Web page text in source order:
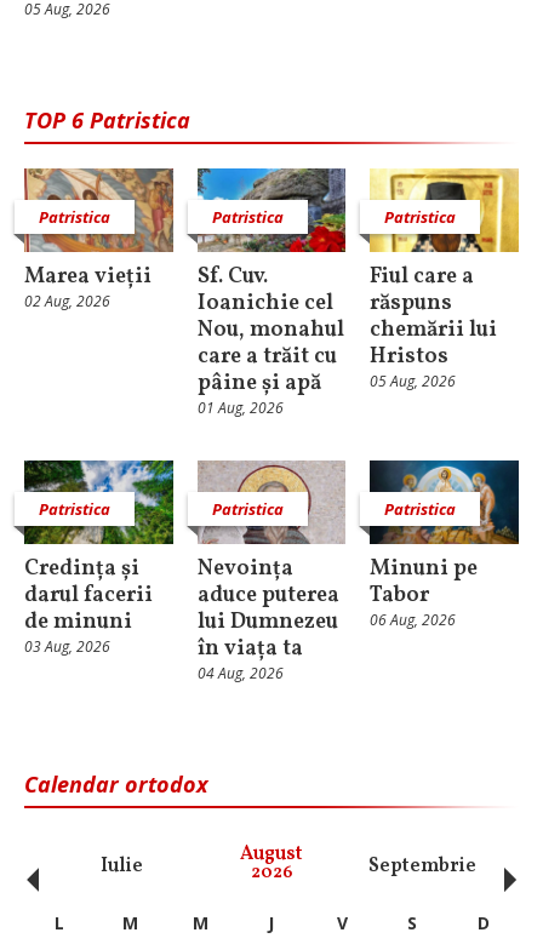
05 Aug, 2026
TOP 6 Patristica
Patristica
Marea vieții
02 Aug, 2026
Patristica
Sf. Cuv.
Ioanichie cel
Nou, monahul
care a trăit cu
pâine și apă
01 Aug, 2026
Patristica
Fiul care a
răspuns
chemării lui
Hristos
05 Aug, 2026
Patristica
Credința și
darul facerii
de minuni
03 Aug, 2026
Patristica
Nevoința
aduce puterea
lui Dumnezeu
în viața ta
04 Aug, 2026
Patristica
Minuni pe
Tabor
06 Aug, 2026
Calendar ortodox
Iulie August
2026 Septembrie
‹ L M M J V S
D